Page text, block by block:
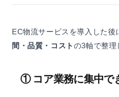
EC物流サービスを導入した後
間・品質・コスト の3軸で整理
① コア業務に集中で